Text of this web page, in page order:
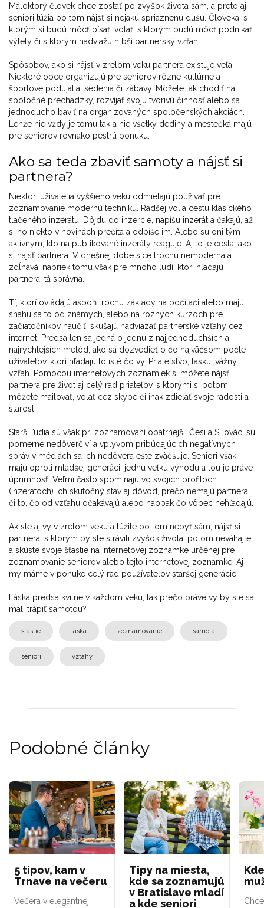
Máloktorý človek chce zostať po zvyšok života sám, a preto aj
seniori túžia po tom nájsť si nejakú spriaznenú dušu. Človeka, s
ktorým si budú môcť písať, volať, s ktorým budú môcť podnikať
výlety či s ktorým nadviažu hlbší partnerský vzťah.
Spôsobov, ako si nájsť v zrelom veku partnera existuje veľa.
Niektoré obce organizujú pre seniorov rôzne kultúrne a
športové podujatia, sedenia či zábavy. Môžete tak chodiť na
spoločné prechádzky, rozvíjať svoju tvorivú činnosť alebo sa
jednoducho baviť na organizovaných spoločenských akciách.
Lenže nie vždy je tomu tak a nie všetky dediny a mestečká majú
pre seniorov rovnako pestrú ponuku.
Ako sa teda zbaviť samoty a nájsť si
partnera?
Niektorí užívatelia vyššieho veku odmietajú používať pre
zoznamovanie modernú techniku. Radšej volia cestu klasického
tlačeného inzerátu. Dôjdu do inzercie, napíšu inzerát a čakajú, až
si ho niekto v novinách prečíta a odpíše im. Alebo sú oni tým
aktívnym, kto na publikované inzeráty reaguje. Aj to je cesta, ako
si nájsť partnera. V dnešnej dobe síce trochu nemoderná a
zdĺhavá, napriek tomu však pre mnoho ľudí, ktorí hľadajú
partnera, tá správna.
Tí, ktorí ovládajú aspoň trochu základy na počítači alebo majú
snahu sa to od známych, alebo na rôznych kurzoch pre
začiatočníkov naučiť, skúšajú nadviazať partnerské vzťahy cez
internet. Predsa len sa jedná o jednu z najjednoduchších a
najrýchlejších metód, ako sa dozvedieť o čo najväčšom počte
užívateľov, ktorí hľadajú to isté čo vy. Priateľstvo, lásku, vážny
vzťah. Pomocou internetových zoznamiek si môžete nájsť
partnera pre život aj celý rad priateľov, s ktorými si potom
môžete mailovať, volať cez skype či inak zdieľať svoje radosti a
starosti.
Starší ľudia sú však pri zoznamovaní opatrnejší. Česi a SLováci sú
pomerne nedôverčiví a vplyvom pribúdajúcich negatívnych
správ v médiách sa ich nedôvera ešte zväčšuje. Seniori však
majú oproti mladšej generácii jednu veľkú výhodu a tou je práve
úprimnosť. Veľmi často spomínajú vo svojich profiloch
(inzerátoch) ich skutočný stav aj dôvod, prečo nemajú partnera,
či to, čo od vzťahu očakávajú alebo naopak čo vôbec nehľadajú.
Ak ste aj vy v zrelom veku a túžite po tom nebyť sám, nájsť si
partnera, s ktorým by ste strávili zvyšok života, potom neváhajte
a skúste svoje šťastie na internetovej zoznamke určenej pre
zoznamovanie seniorov alebo tejto internetovej zoznamke. Aj
my máme v ponuke celý rad používateľov staršej generácie.
Láska predsa kvitne v každom veku, tak prečo práve vy by ste sa
mali trápiť samotou?
šťastie láska zoznamovanie samota
seniori vzťahy
Podobné články
5 tipov, kam v
Trnave na večeru
Večera v elegantnej
Tipy na miesta,
kde sa zoznamujú
v Bratislave mladí
a kde seniori